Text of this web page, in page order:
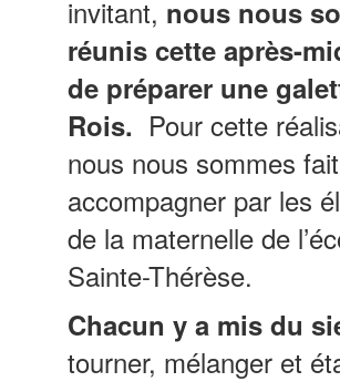
invitant, nous nous
réunis cette après-
de préparer une
Rois. Pour cette
nous nous sommes fait
accompagner par les
de la maternelle de
Sainte-Thérèse.
Chacun y a mis du
tourner, mélanger et